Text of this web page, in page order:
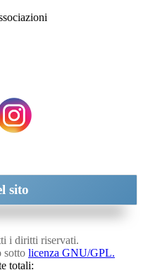
sito
i diritti riservati.
sotto licenza GNU/GPL.
totali: